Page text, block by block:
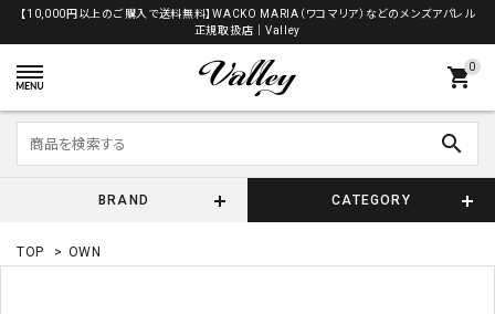
【10,000円以上のご購入で送料無料】WACKO MARIA（ワコマリア）などのメンズアパレル
正規取扱店│Valley
0
shopping_cart
search
BRAND CATEGORY
TOP > OWN